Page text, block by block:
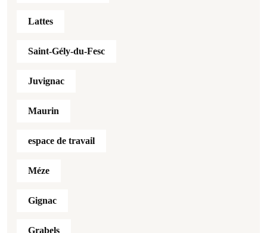
Lattes
Saint-Gély-du-Fesc
Juvignac
Maurin
espace de travail
Méze
Gignac
Grabels